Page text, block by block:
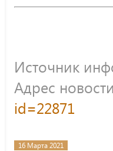
Источник
Адрес
id=22871
16 Марта 2021